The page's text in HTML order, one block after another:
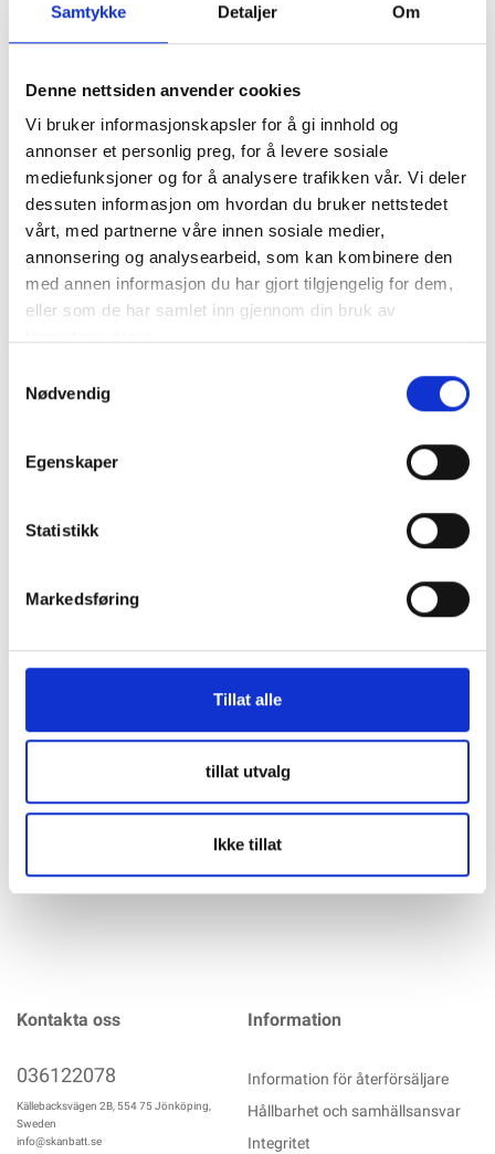
Samtykke Detaljer Om
Denne nettsiden anvender cookies
Vi bruker informasjonskapsler for å gi innhold og
annonser et personlig preg, for å levere sosiale
mediefunksjoner og for å analysere trafikken vår. Vi deler
dessuten informasjon om hvordan du bruker nettstedet
vårt, med partnerne våre innen sosiale medier,
annonsering og analysearbeid, som kan kombinere den
med annen informasjon du har gjort tilgjengelig for dem,
eller som de har samlet inn gjennom din bruk av
Nødvendig
Egenskaper
Statistikk
Markedsføring
Tillat alle
tillat utvalg
Ikke tillat
Traktionsbatteri 8V 165AH SILVER
(260x180x272mm) +diagonalt
TROJAN T875 DC Batteri 8V 165AH - DEEP CYCLE:
Trojan är kanske allra mest känt för att leverera
SKU:
S875-SILVER
Kategorier:
TRAKTIONSBATTERIER
Specifikation
kanske allra mest känt för att leverera kvalitetsbatterier till
batteri med extra goda djupurladdningsegenskaper är Trojan
ett mycket bra val. Batterierna kan
Kontakta oss
036122078
Källebacksvägen 2B, 554 75 Jönköping,
Sweden
info@skanbatt.se
Information
Information för återförsäljare
Hållbarhet och samhällsansvar
Integritet